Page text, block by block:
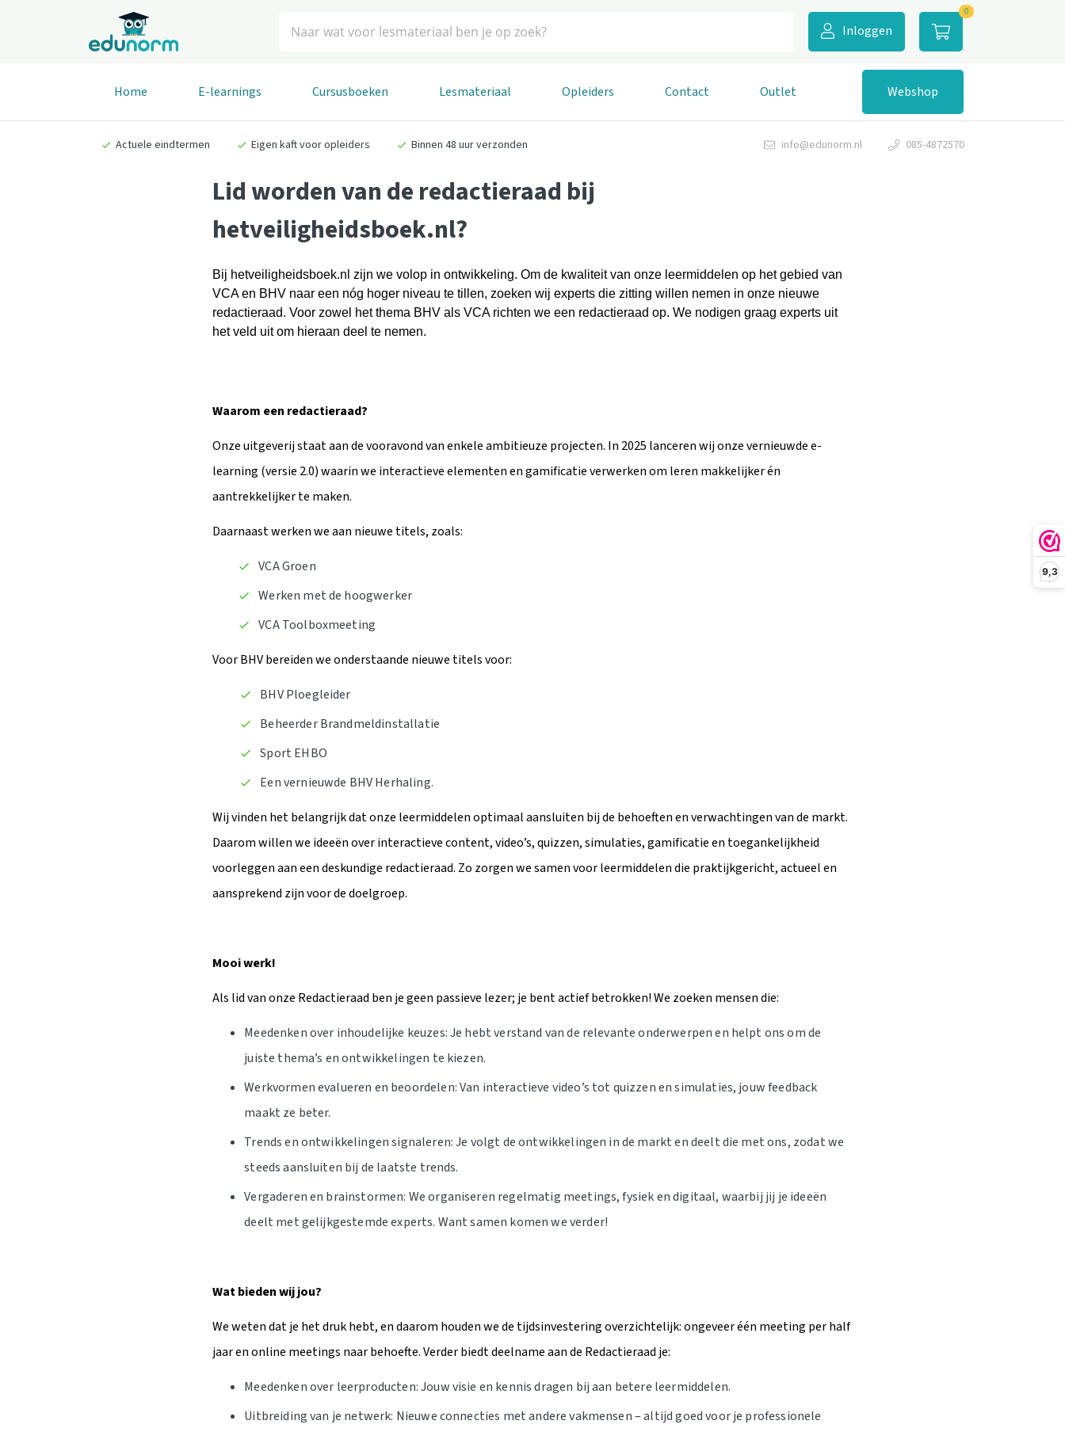
9,3
Inloggen
0
Home E-learnings Cursusboeken Lesmateriaal Opleiders Contact Outlet Webshop
Actuele eindtermen Eigen kaft voor opleiders Binnen 48 uur verzonden info@edunorm.nl 085-4872570
Lid worden van de redactieraad bij
hetveiligheidsboek.nl?
Bij hetveiligheidsboek.nl zijn we volop in ontwikkeling. Om de kwaliteit van onze leermiddelen op het gebied van
VCA en BHV naar een nóg hoger niveau te tillen, zoeken wij experts die zitting willen nemen in onze nieuwe
redactieraad. Voor zowel het thema BHV als VCA richten we een redactieraad op. We nodigen graag experts uit
het veld uit om hieraan deel te nemen.
Waarom een redactieraad?
Onze uitgeverij staat aan de vooravond van enkele ambitieuze projecten. In 2025 lanceren wij onze vernieuwde e-
learning (versie 2.0) waarin we interactieve elementen en gamificatie verwerken om leren makkelijker én
aantrekkelijker te maken.
Daarnaast werken we aan nieuwe titels, zoals:
VCA Groen
Werken met de hoogwerker
VCA Toolboxmeeting
Voor BHV bereiden we onderstaande nieuwe titels voor:
BHV Ploegleider
Beheerder Brandmeldinstallatie
Sport EHBO
Een vernieuwde BHV Herhaling.
Wij vinden het belangrijk dat onze leermiddelen optimaal aansluiten bij de behoeften en verwachtingen van de markt.
Daarom willen we ideeën over interactieve content, video’s, quizzen, simulaties, gamificatie en toegankelijkheid
voorleggen aan een deskundige redactieraad. Zo zorgen we samen voor leermiddelen die praktijkgericht, actueel en
aansprekend zijn voor de doelgroep.
Mooi werk!
Als lid van onze Redactieraad ben je geen passieve lezer; je bent actief betrokken! We zoeken mensen die:
Meedenken over inhoudelijke keuzes: Je hebt verstand van de relevante onderwerpen en helpt ons om de
juiste thema’s en ontwikkelingen te kiezen.
Werkvormen evalueren en beoordelen: Van interactieve video’s tot quizzen en simulaties, jouw feedback
maakt ze beter.
Trends en ontwikkelingen signaleren: Je volgt de ontwikkelingen in de markt en deelt die met ons, zodat we
steeds aansluiten bij de laatste trends.
Vergaderen en brainstormen: We organiseren regelmatig meetings, fysiek en digitaal, waarbij jij je ideeën
deelt met gelijkgestemde experts. Want samen komen we verder!
Wat bieden wij jou?
We weten dat je het druk hebt, en daarom houden we de tijdsinvestering overzichtelijk: ongeveer één meeting per half
jaar en online meetings naar behoefte. Verder biedt deelname aan de Redactieraad je:
Meedenken over leerproducten: Jouw visie en kennis dragen bij aan betere leermiddelen.
Uitbreiding van je netwerk: Nieuwe connecties met andere vakmensen – altijd goed voor je professionele